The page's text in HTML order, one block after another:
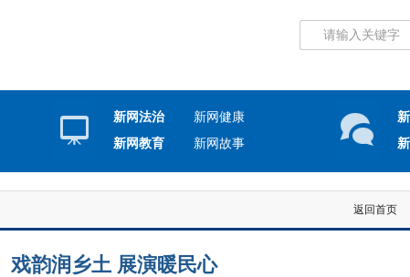
新网法治
新网健康
新网教育
新网故事
返回首页
戏韵润乡土 展演暖民心